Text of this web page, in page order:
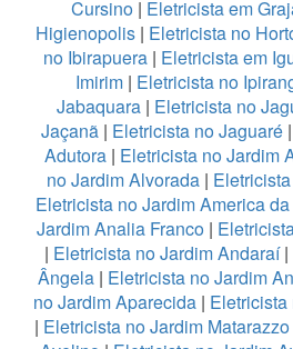
Cursino | Eletricista em
Higienopolis| Eletricista no
no Ibirapuera| Eletricista em
Imirim| Eletricista no
Jabaquara | Eletricista no
Jaçanã | Eletricista no Jaguaré |
Adutora | Eletricista no Jardim
no Jardim Alvorada|
Eletricista no Jardim America
Jardim Analia Franco|
| Eletricista no Jardim Andaraí|
Ângela| Eletricista no Jardim
no Jardim Aparecida |
| Eletricista no Jardim Matarazzo